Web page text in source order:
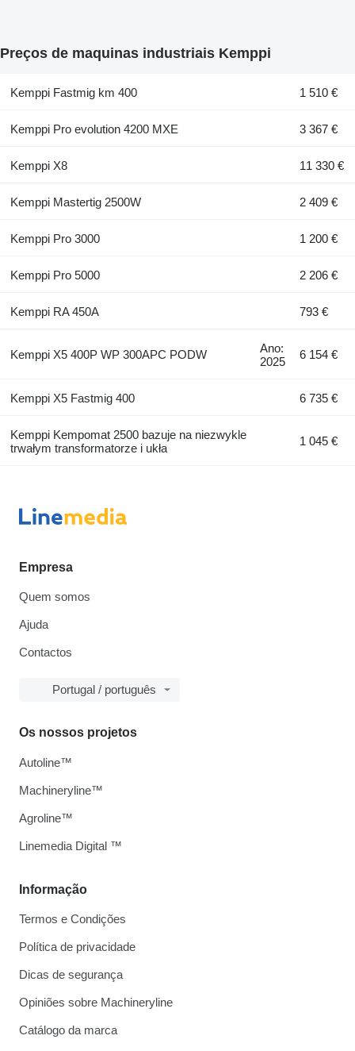
Preços de maquinas industriais Kemppi
Kemppi Fastmig km 400 1 510 €
Kemppi Pro evolution 4200 MXE 3 367 €
Kemppi X8 11 330 €
Kemppi Mastertig 2500W 2 409 €
Kemppi Pro 3000 1 200 €
Kemppi Pro 5000 2 206 €
Kemppi RA 450A 793 €
Kemppi X5 400P WP 300APC PODW
Ano:
2025
6 154 €
Kemppi X5 Fastmig 400 6 735 €
Kemppi Kempomat 2500 bazuje na niezwykle
trwałym transformatorze i ukła
1 045 €
Empresa
Quem somos
Ajuda
Contactos
Portugal / português
Informação
Termos e Condições
Política de privacidade
Dicas de segurança
Opiniões sobre Machineryline
Catálogo da marca
Os nossos projetos
Autoline™
Machineryline™
Agroline™
Linemedia Digital ™